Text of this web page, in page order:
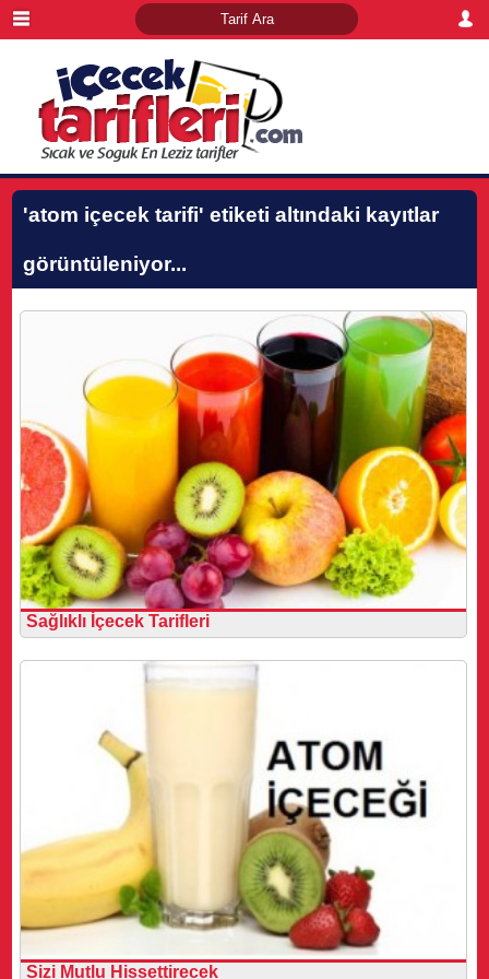
'atom içecek tarifi' etiketi altındaki kayıtlar
görüntüleniyor...
Sağlıklı İçecek Tarifleri
Sizi Mutlu Hissettirecek